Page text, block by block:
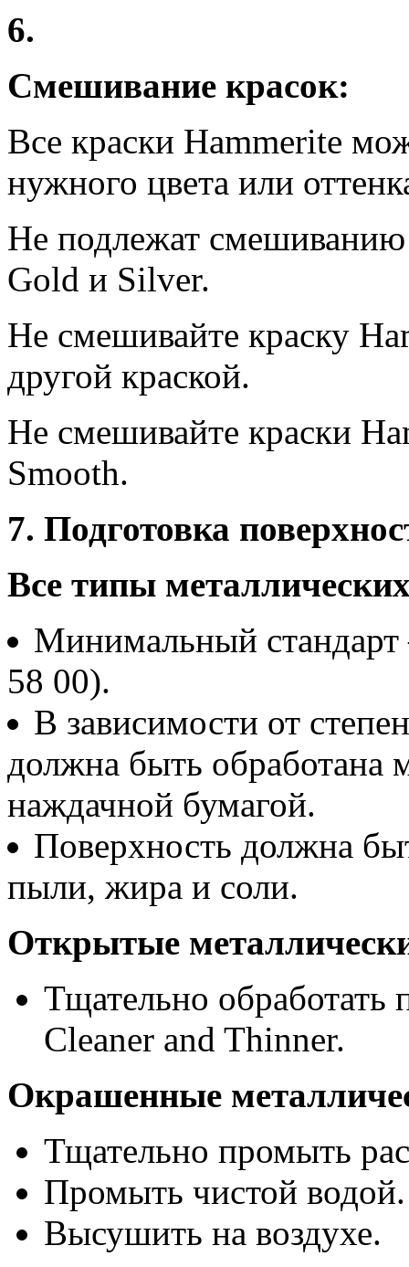
6.
Смешивание красок:
Все краски Hammerite
нужного цвета или
Не подлежат
Gold и Silver.
Не смешивайте краску
другой краской.
Не смешивайте краски
Smooth.
7. Подготовка
Все типы
Минимальный стандарт
58 00).
В зависимости от
должна быть обработана
наждачной бумагой.
Поверхность должна
пыли, жира и соли.
Открытые
Тщательно обработать
Cleaner and Thinner.
Окрашенные
Тщательно промыть
Промыть чистой водой.
Высушить на воздухе.